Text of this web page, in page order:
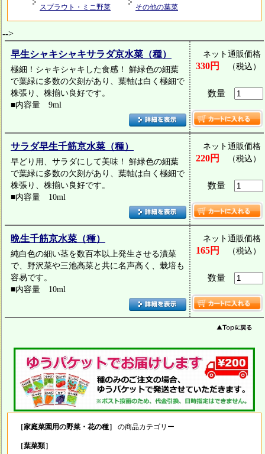
スプラウト・ミニ野菜 その他の葉菜
-->
早生シャキシャキサラダ京水菜（種）
極細！シャキシャキした食感！ 鮮緑色の細葉
で葉緑に多数の欠刻があり、葉軸は白く極細で
株張り、株揃い良好です。
■内容量 9ml
ネット通販価格
330円 （税込）
数量
サラダ早生千筋京水菜（種）
早どり用、サラダにして美味！ 鮮緑色の細葉
で葉緑に多数の欠刻があり、葉軸は白く極細で
株張り、株揃い良好です。
■内容量 10ml
ネット通販価格
220円 （税込）
数量
晩生千筋京水菜（種）
純白色の細い茎を数百本以上発生させる漬菜
で、野沢菜や三池高菜と共に名声高く、栽培も
容易です。
■内容量 10ml
ネット通販価格
165円 （税込）
数量
［家庭菜園用の野菜・花の種］ の商品カテゴリー
［葉菜類］